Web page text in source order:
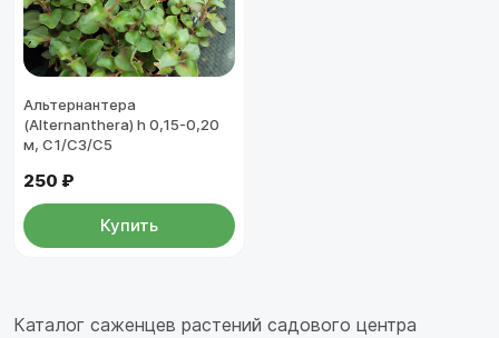
Альтернантера
(Alternanthera) h 0,15-0,20
м, С1/C3/C5
250 ₽
Купить
Каталог саженцев растений садового центра